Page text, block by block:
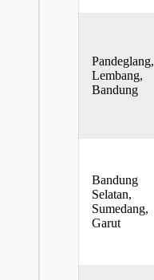
Pandeglang,
Lembang,
Bandung
Bandung
Selatan,
Sumedang,
Garut